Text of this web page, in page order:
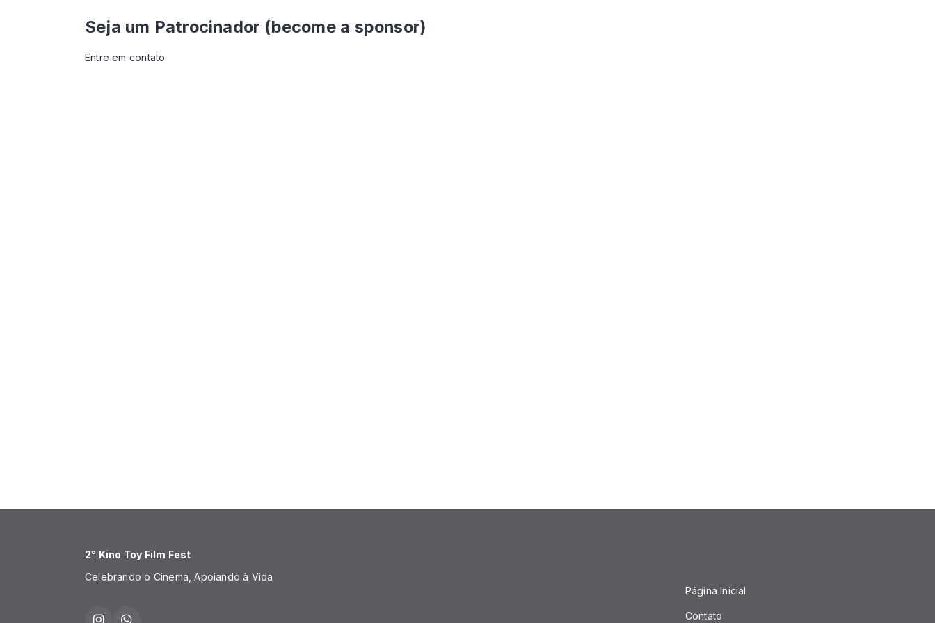
Seja um Patrocinador (become a sponsor)
Entre em contato
2° Kino Toy Film Fest
Celebrando o Cinema, Apoiando à Vida
Página Inicial
Contato